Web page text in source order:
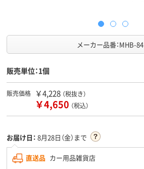
メーカー品番：MHB-84
販売単位：1個
販売価格 ￥4,228 （税抜き）
￥4,650 （税込）
お届け日： 8月28日（金）まで
直送品 カー用品雑貨店